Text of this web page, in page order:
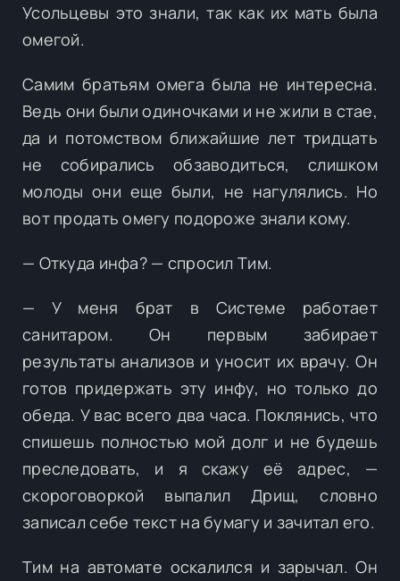
Усольцевы это знали, так как их мать была
омегой.
Самим братьям омега была не интересна.
Ведь они были одиночками и не жили в стае,
да и потомством ближайшие лет тридцать
не собирались обзаводиться, слишком
молоды они еще были, не нагулялись. Но
вот продать омегу подороже знали кому.
— Откуда инфа? — спросил Тим.
— У меня брат в Системе работает
санитаром. Он первым забирает
результаты анализов и уносит их врачу. Он
готов придержать эту инфу, но только до
обеда. У вас всего два часа. Поклянись, что
спишешь полностью мой долг и не будешь
преследовать, и я скажу её адрес, —
скороговоркой выпалил Дрищ, словно
записал себе текст на бумагу и зачитал его.
Тим на автомате оскалился и зарычал. Он